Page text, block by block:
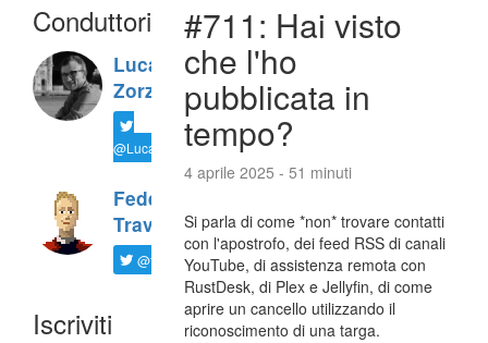
Conduttori
Luca
Zorzi
@LucaTNT
Federico
Travaini
@ftrava
Iscriviti
#711: Hai visto
che l'ho
pubblicata in
tempo?
4 aprile 2025 - 51 minuti
Si parla di come *non* trovare contatti
con l'apostrofo, dei feed RSS di canali
YouTube, di assistenza remota con
RustDesk, di Plex e Jellyfin, di come
aprire un cancello utilizzando il
riconoscimento di una targa.